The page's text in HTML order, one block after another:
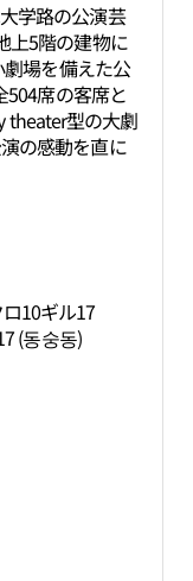
学路の公演芸
上5階の建物に
場を備えた公
504席の客席と
theater型の大劇
の感動を直に
10ギル17
(동숭동)